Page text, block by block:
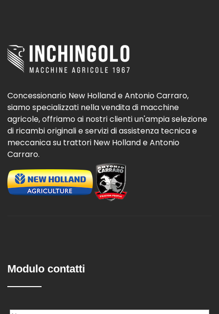
Concessionario New Holland e Antonio Carraro,
siamo specializzati nella vendita di macchine
agricole, offriamo ai nostri clienti un'ampia selezione
di ricambi originali e servizi di assistenza tecnica e
meccanica su trattori New Holland e Antonio
Carraro.
Modulo contatti